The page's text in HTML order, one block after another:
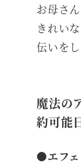
お母さ
きれい
伝いをし
魔法の
約可能
●エフェ